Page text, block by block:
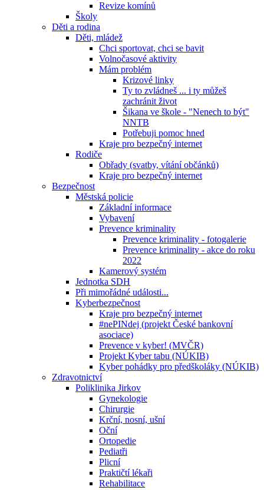
Revize komínů
Školy
Děti a rodina
Děti, mládež
Chci sportovat, chci se bavit
Volnočasové aktivity
Mám problém
Krizové linky
Ty to zvládneš ... i ty můžeš
zachránit život
Šikana ve škole - "Nenech to být"
NNTB
Potřebuji pomoc hned
Kraje pro bezpečný internet
Rodiče
Obřady (svatby, vítání občánků)
Kraje pro bezpečný internet
Bezpečnost
Městská policie
Základní informace
Vybavení
Prevence kriminality
Prevence kriminality - fotogalerie
Prevence kriminality - akce do roku
2022
Kamerový systém
Jednotka SDH
Při mimořádné události...
Kyberbezpečnost
Kraje pro bezpečný internet
#nePINdej (projekt České bankovní
asociace)
Prevence v kyber! (MVČR)
Projekt Kyber tabu (NÚKIB)
Kyber pohádky pro předškoláky (NÚKIB)
Zdravotnictví
Poliklinika Jirkov
Gynekologie
Chirurgie
Krční, nosní, ušní
Oční
Ortopedie
Pediatři
Plicní
Praktičtí lékaři
Rehabilitace